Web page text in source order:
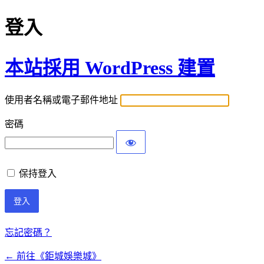
登入
本站採用 WordPress 建置
使用者名稱或電子郵件地址
密碼
保持登入
忘記密碼？
← 前往《鉅城娛樂城》